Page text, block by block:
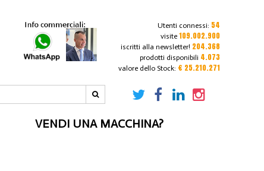
Utenti connessi: 54
visite 109.002.900
iscritti alla newsletter! 204.368
prodotti disponibili 4.073
valore dello Stock: € 25.210.271
VENDI UNA MACCHINA?